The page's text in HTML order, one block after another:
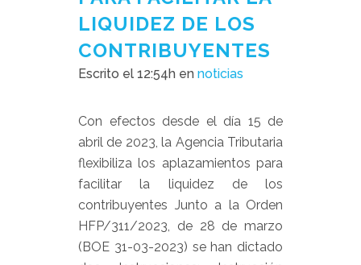
LIQUIDEZ DE LOS
CONTRIBUYENTES
Escrito el 12:54h en noticias
Con efectos desde el día 15 de
abril de 2023, la Agencia Tributaria
flexibiliza los aplazamientos para
facilitar la liquidez de los
contribuyentes Junto a la Orden
HFP/311/2023, de 28 de marzo
(BOE 31-03-2023) se han dictado